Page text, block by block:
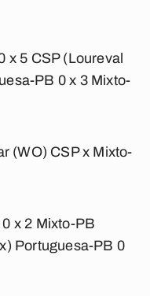
x 5 CSP(Loureval
PB 0 x 3 Mixto-
(WO) CSP x Mixto-
x 2 Mixto-PB
Portuguesa-PB 0